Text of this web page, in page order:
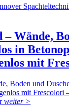
– Wände,
in
mit
Boden und
mit Frescolori
weiter >